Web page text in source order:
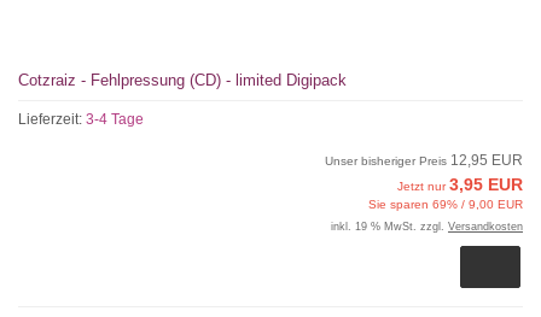
Cotzraiz - Fehlpressung (CD) - limited Digipack
Lieferzeit: 3-4 Tage
Unser bisheriger Preis 12,95 EUR
Jetzt nur3,95 EUR
Sie sparen 69% / 9,00 EUR
inkl. 19 % MwSt. zzgl. Versandkosten